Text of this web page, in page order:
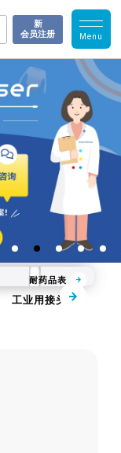
新
会员注册
工业用接头
KAMLOK
耐药品表